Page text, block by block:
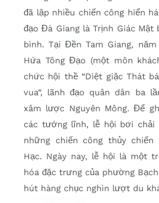
đã lập nhiều chiến công hiển
đạo Đà Giang là Trịnh Giác Mật
bình. Tại Đền Tam Giang,
Hứa Tông Đạo (một môn
chức hội thề “Diệt giặc Thát
vua”, lãnh đạo quân dân ba
xâm lược Nguyên Mông. Để
các tướng lĩnh, lễ hội bơi chải
những chiến công thủy
Hạc. Ngày nay, lễ hội là một
hóa đặc trưng của phường
hút hàng chục nghìn lượt du